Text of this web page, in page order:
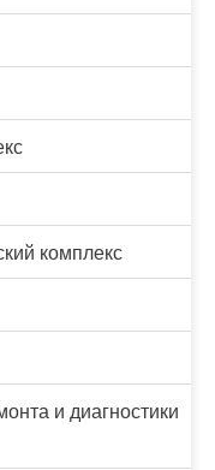
комплекс
и диагностики